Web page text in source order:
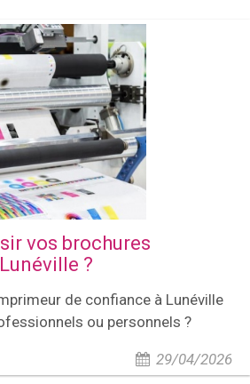
vos brochures
?
de confiance à Lunéville
ou personnels ?
29/04/2026